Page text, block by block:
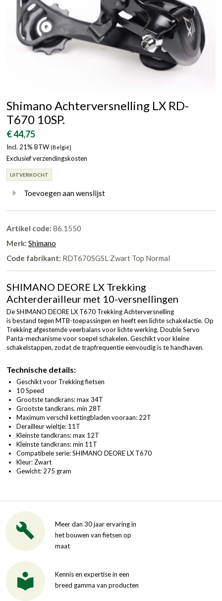
Shimano Achterversnelling LX RD-
T670 10SP.
€ 44,75
Incl. 21% BTW (België}
Exclusief verzendingskosten
UITVERKOCHT
Toevoegen aan wenslijst
Artikel code: 86.1550
Merk: Shimano
Code fabrikant: RDT670SGSL Zwart Top Normal
SHIMANO DEORE LX Trekking
Achterderailleur met 10-versnellingen
De SHIMANO DEORE LX T670 Trekking Achterversnelling
is bestand tegen MTB-toepassingen en heeft een lichte schakelactie. Op
Trekking afgestemde veerbalans voor lichte werking. Double Servo
Panta-mechanisme voor soepel schakelen. Geschikt voor kleine
schakelstappen, zodat de trapfrequentie eenvoudig is te handhaven.
Technische details:
Geschikt voor Trekking fietsen
10 Speed
Grootste tandkrans: max 34T
Grootste tandkrans. min 28T
Maximum verschil kettingbladen vooraan: 22T
Derailleur wieltje: 11T
Kleinste tandkrans: max 12T
Kleinste tandkrans: min 11T
Compatibele serie: SHIMANO DEORE LX T670
Kleur: Zwart
Gewicht: 275 gram
Meer dan 30 jaar ervaring in
het bouwen van fietsen op
maat
Kennis en expertise in een
breed gamma van producten